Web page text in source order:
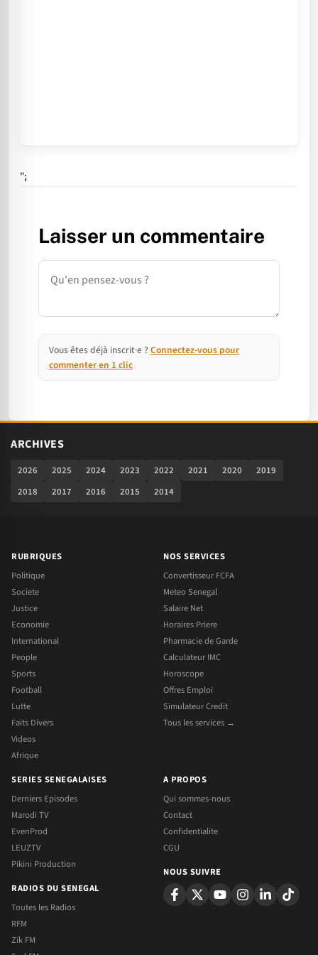
";
Laisser un commentaire
Commentaire
Vous êtes déjà inscrit·e ? Connectez-vous pour
commenter en 1 clic
ARCHIVES
2026 2025 2024 2023 2022 2021 2020
2019
2018
2017 2016 2015 2014
RUBRIQUES
Politique
Societe
Justice
Economie
International
People
Sports
Football
Lutte
Faits Divers
Videos
Afrique
NOS SERVICES
Convertisseur FCFA
Meteo Senegal
Salaire Net
Horaires Priere
Pharmacie de Garde
Calculateur IMC
Horoscope
Offres Emploi
Simulateur Credit
Tous les services →
SERIES SENEGALAISES
Derniers Episodes
Marodi TV
EvenProd
LEUZTV
Pikini Production
RADIOS DU SENEGAL
Toutes les Radios
RFM
Zik FM
A PROPOS
Qui sommes-nous
Contact
Confidentialite
CGU
NOUS SUIVRE